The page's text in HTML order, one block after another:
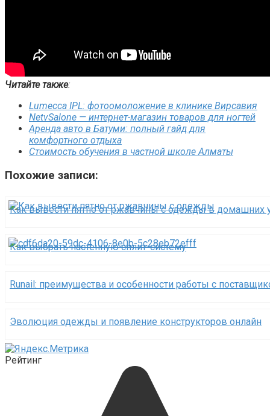
Читайте также:
Lumecca IPL: фотоомоложение в клинике Вирсавия
NetvSalone — интернет-магазин товаров для ногтей
Аренда авто в Батуми: полный гайд для
комфортного отдыха
Стоимость обучения в частной школе Алматы
Похожие записи:
Как вывести пятно от ржавчины с одежды в домашних
Как выбрать настенную сплит-систему
Runail: преимущества и особенности работы с
Эволюция одежды и появление конструкторов онлайн
Рейтинг